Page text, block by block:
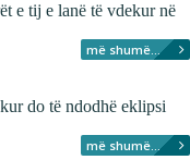
e tij e lanë të vdekur në
më shumë...
do të ndodhë eklipsi
më shumë...